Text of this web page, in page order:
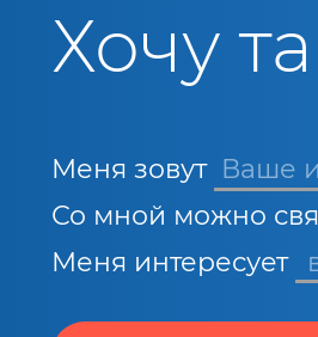
Хочу
Меня зовут Ваше
Со мной можно
Меня интересует